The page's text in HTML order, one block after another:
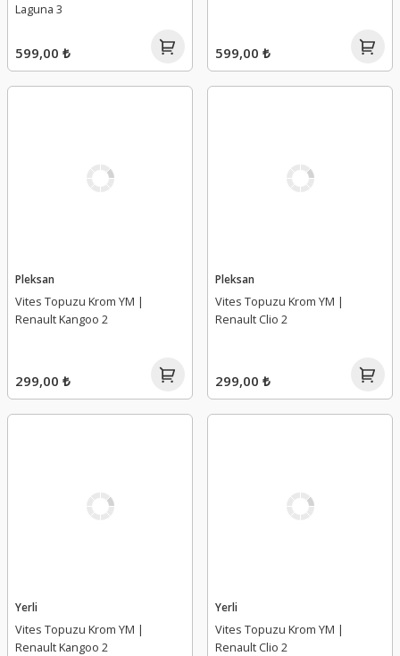
Laguna 3
599,00 ₺ 599,00 ₺
Pleksan
Vites Topuzu Krom YM |
Renault Kangoo 2
299,00 ₺
Pleksan
Vites Topuzu Krom YM |
Renault Clio 2
299,00 ₺
Yerli
Vites Topuzu Krom YM |
Renault Kangoo 2
Yerli
Vites Topuzu Krom YM |
Renault Clio 2